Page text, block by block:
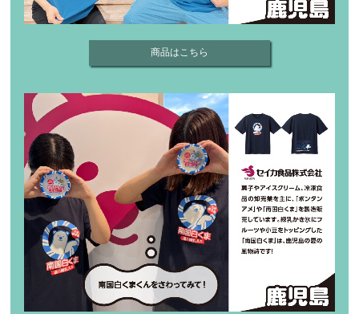
商品はこちら